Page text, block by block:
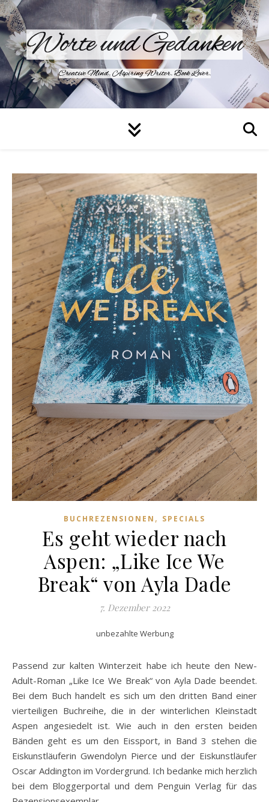
Worte und Gedanken
Creative Mind. Aspiring Writer. Book Lover.
BUCHREZENSIONEN , SPECIALS
Es geht wieder nach
Aspen: „Like Ice We
Break“ von Ayla Dade
7. Dezember 2022
unbezahlte Werbung
Passend zur kalten Winterzeit habe ich heute den New-
Adult-Roman „Like Ice We Break“ von Ayla Dade beendet.
Bei dem Buch handelt es sich um den dritten Band einer
vierteiligen Buchreihe, die in der winterlichen Kleinstadt
Aspen angesiedelt ist. Wie auch in den ersten beiden
Bänden geht es um den Eissport, in Band 3 stehen die
Eiskunstläuferin Gwendolyn Pierce und der Eiskunstläufer
Oscar Addington im Vordergrund. Ich bedanke mich herzlich
bei dem Bloggerportal und dem Penguin Verlag für das